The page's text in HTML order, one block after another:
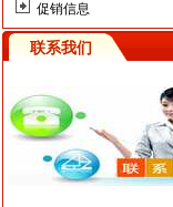
促销信息
联系我们